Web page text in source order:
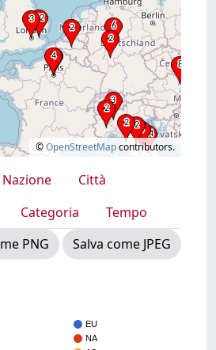
©OpenStreetMapcontributors.
Nazione
Città
Categoria
Tempo
PNG
Salva come JPEG
EU
NA